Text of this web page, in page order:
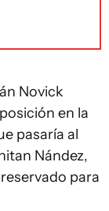
Novick
en la
pasaría al
Nández,
para